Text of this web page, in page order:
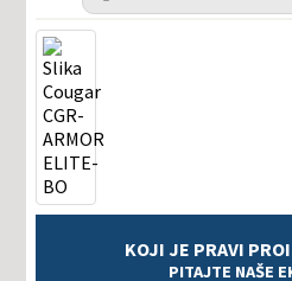
KOJI JE PRAVI
PITAJTE NAŠE